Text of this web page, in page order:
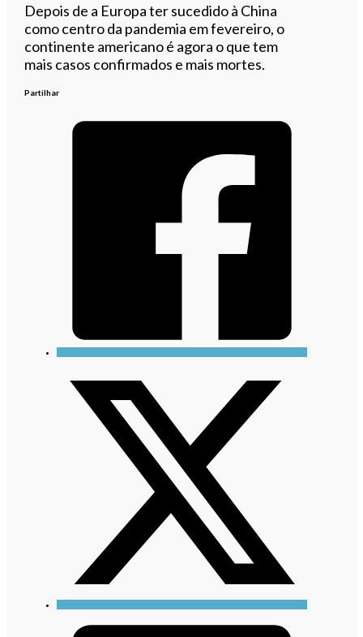
Depois de a Europa ter sucedido à China
como centro da pandemia em fevereiro, o
continente americano é agora o que tem
mais casos confirmados e mais mortes.
Partilhar